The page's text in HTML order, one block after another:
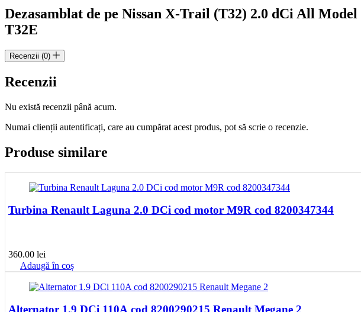
an
2018
4x4
cod
M9R868
Dezasamblat de pe Nissan X-Trail (T32) 2.0 dCi All Model
T32E
Recenzii (0)
Recenzii
Nu există recenzii până acum.
Numai clienții autentificați, care au cumpărat acest produs, pot să scrie o recenzie.
Produse similare
Turbina Renault Laguna 2.0 DCi cod motor M9R cod 8200347344
360.00 lei
Adaugă în coș
Alternator 1.9 DCi 110A cod 8200290215 Renault Megane 2